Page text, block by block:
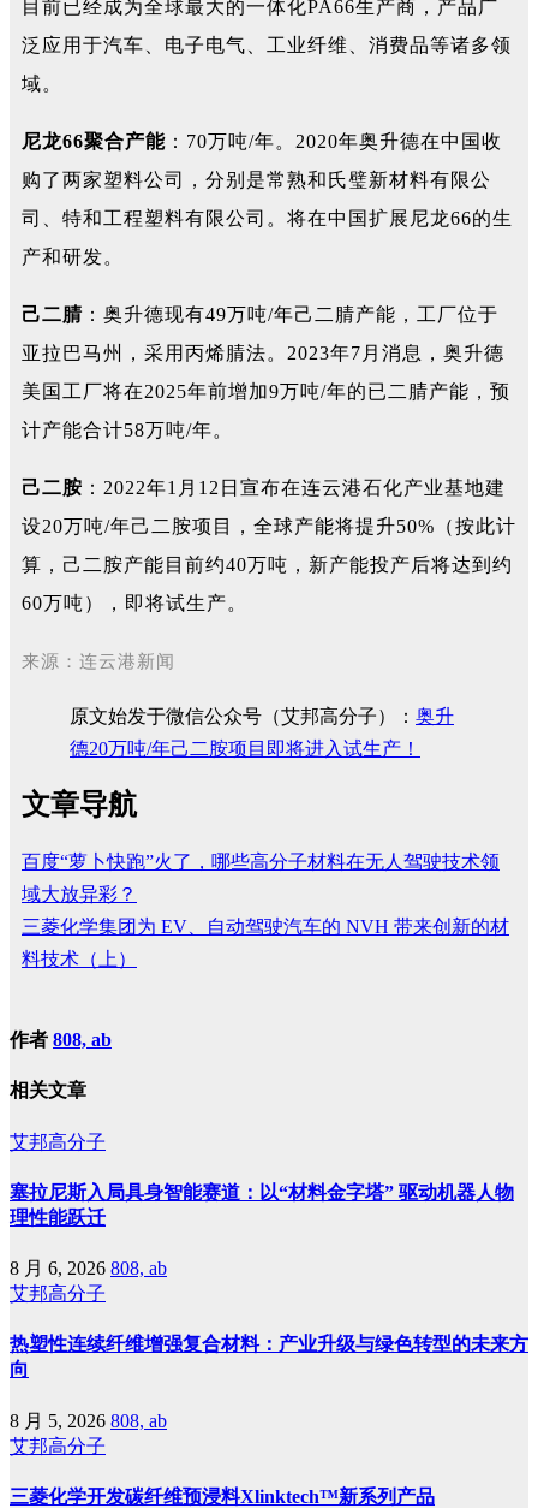
目前已经成为全球最大的一体化PA66生产商，产品广
泛应用于汽车、电子电气、工业纤维、消费品等诸多领
域。
尼龙66聚合产能 ：70万吨/年。2020年奥升德在中国收
购了两家塑料公司，分别是常熟和氏璧新材料有限公
司、特和工程塑料有限公司。将在中国扩展尼龙66的生
产和研发。
己二腈 ：奥升德现有49万吨/年己二腈产能，工厂位于
亚拉巴马州，采用丙烯腈法。2023年7月消息，奥升德
美国工厂将在2025年前增加9万吨/年的已二腈产能，预
计产能合计58万吨/年。
己二胺 ：2022年1月12日宣布在连云港石化产业基地建
设20万吨/年己二胺项目，全球产能将提升50%（按此计
算，己二胺产能目前约40万吨，新产能投产后将达到约
60万吨），即将试生产。
来源：连云港新闻
原文始发于微信公众号（艾邦高分子）： 奥升
德20万吨/年己二胺项目即将进入试生产！
文章导航
百度“萝卜快跑”火了，哪些高分子材料在无人驾驶技术领
域大放异彩？
三菱化学集团为 EV、自动驾驶汽车的 NVH 带来创新的材
料技术（上）
作者 808, ab
相关文章
艾邦高分子
塞拉尼斯入局具身智能赛道：以“材料金字塔” 驱动机器人物
理性能跃迁
8 月 6, 2026 808, ab
艾邦高分子
热塑性连续纤维增强复合材料：产业升级与绿色转型的未来方
向
8 月 5, 2026 808, ab
艾邦高分子
三菱化学开发碳纤维预浸料Xlinktech™新系列产品